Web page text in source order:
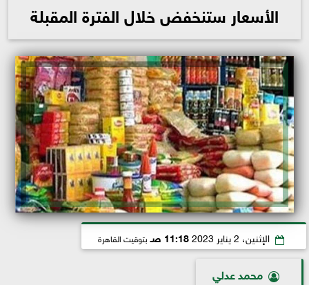
الأسعار ستنخفض خلال الفترة المقبلة
الإثنين، 2 يناير 2023 11:18 صـ بتوقيت القاهرة
محمد عدلي